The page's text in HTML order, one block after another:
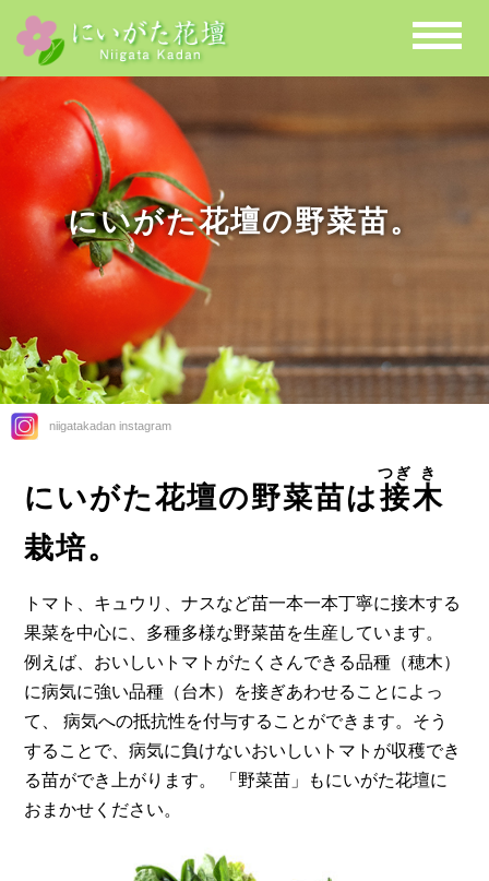
にいがた花壇の野菜苗。
niigatakadan instagram
にいがた花壇の野菜苗は接
つぎ
木
き
栽培。
トマト、キュウリ、ナスなど苗一本一本丁寧に接木する
果菜を中心に、多種多様な野菜苗を生産しています。
例えば、おいしいトマトがたくさんできる品種（穂木）
に病気に強い品種（台木）を接ぎあわせることによっ
て、
病気への抵抗性を付与することができます。そう
することで、病気に負けないおいしいトマトが収穫でき
る苗ができ上がります。
「野菜苗」もにいがた花壇に
おまかせください。